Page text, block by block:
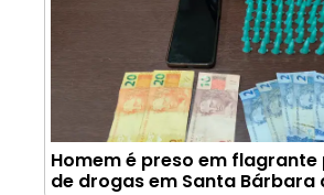
Homem é preso em
de drogas em Santa Bárbara